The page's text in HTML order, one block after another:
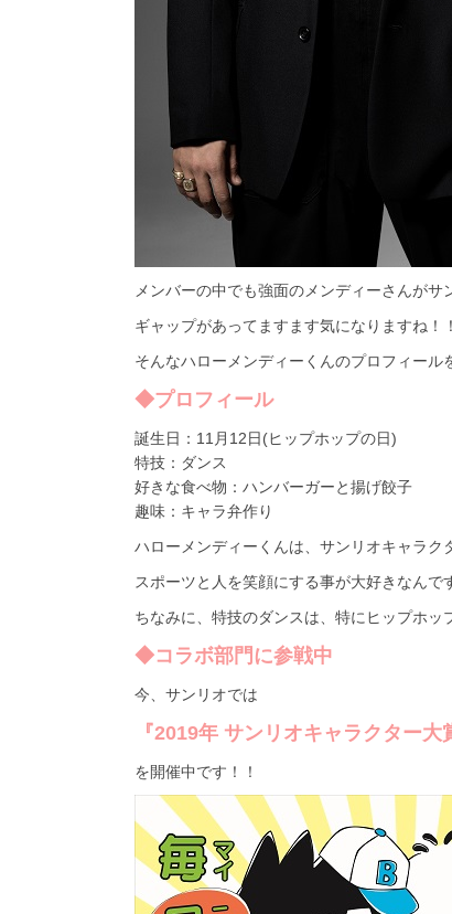
メンバーの中でも強面のメンディーさんが
ギャップがあってますます気になりますね！！
そんなハローメンディーくんのプロフィール
◆プロフィール
誕生日：11月12日(ヒップホップの日)
特技：ダンス
好きな食べ物：ハンバーガーと揚げ餃子
趣味：キャラ弁作り
ハローメンディーくんは、サンリオキャラク
スポーツと人を笑顔にする事が大好きなん
ちなみに、特技のダンスは、特にヒップホッ
◆コラボ部門に参戦中
今、サンリオでは
『2019年 サンリオキャラクター大
を開催中です！！